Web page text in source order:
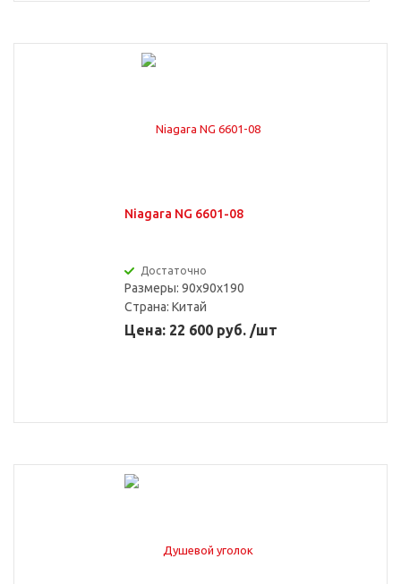
Niagara NG 6601-08
Достаточно
Размеры: 90x90x190
Страна: Китай
Цена: 22 600 руб. /шт